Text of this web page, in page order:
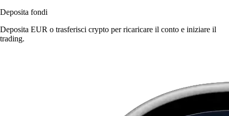
Deposita fondi
Deposita EUR o trasferisci crypto per ricaricare il conto e iniziare il
trading.